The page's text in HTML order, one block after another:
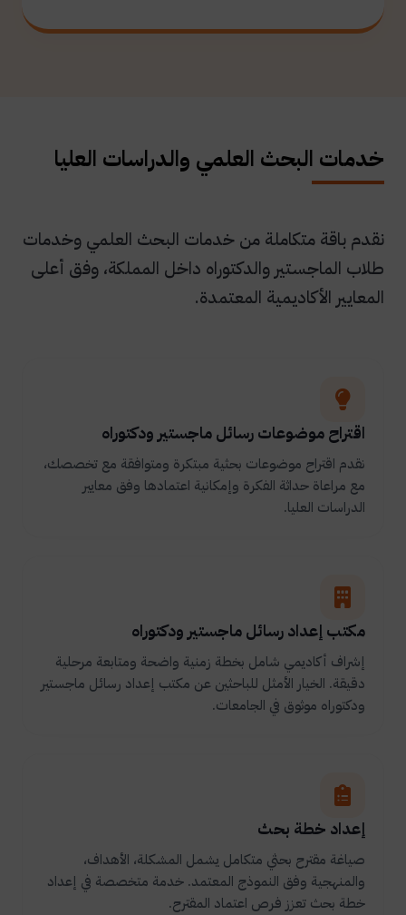
خدمات البحث العلمي والدراسات العليا
نقدم باقة متكاملة من خدمات البحث العلمي وخدمات
طلاب الماجستير والدكتوراه داخل المملكة، وفق أعلى
المعايير الأكاديمية المعتمدة.
اقتراح موضوعات رسائل ماجستير ودكتوراه
نقدم اقتراح موضوعات بحثية مبتكرة ومتوافقة مع تخصصك،
مع مراعاة حداثة الفكرة وإمكانية اعتمادها وفق معايير
الدراسات العليا.
مكتب إعداد رسائل ماجستير ودكتوراه
إشراف أكاديمي شامل بخطة زمنية واضحة ومتابعة مرحلية
دقيقة. الخيار الأمثل للباحثين عن مكتب إعداد رسائل ماجستير
ودكتوراه موثوق في الجامعات.
إعداد خطة بحث
صياغة مقترح بحثي متكامل يشمل المشكلة، الأهداف،
والمنهجية وفق النموذج المعتمد. خدمة متخصصة في إعداد
خطة بحث تعزز فرص اعتماد المقترح.